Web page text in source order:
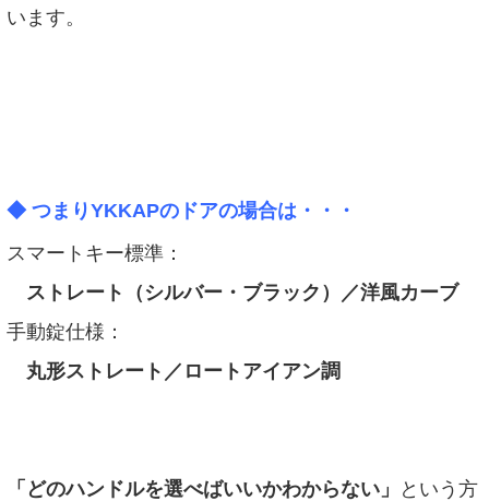
います。
◆ つまりYKKAPのドアの場合は・・・
スマートキー標準：
ストレート（シルバー・ブラック）／洋風カーブ
手動錠仕様：
丸形ストレート／ロートアイアン調
「どのハンドルを選べばいいかわからない」
という方